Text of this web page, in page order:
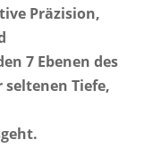
Präzision,
7 Ebenen des
seltenen Tiefe,